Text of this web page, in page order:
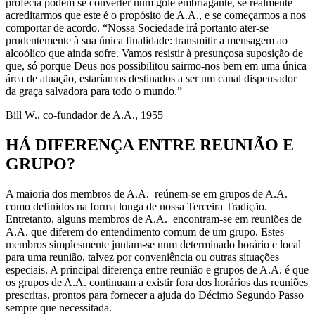
profecia podem se converter num gole embriagante, se realmente
acreditarmos que este é o propósito de A.A., e se começarmos a nos
comportar de acordo. “Nossa Sociedade irá portanto ater-se
prudentemente à sua única finalidade: transmitir a mensagem ao
alcoólico que ainda sofre. Vamos resistir à presunçosa suposição de
que, só porque Deus nos possibilitou sairmo-nos bem em uma única
área de atuação, estaríamos destinados a ser um canal dispensador
da graça salvadora para todo o mundo.”
Bill W., co-fundador de A.A., 1955
HÁ DIFERENÇA ENTRE REUNIÃO E
GRUPO?
A maioria dos membros de A.A. reúnem-se em grupos de A.A.
como definidos na forma longa de nossa Terceira Tradição.
Entretanto, alguns membros de A.A. encontram-se em reuniões de
A.A. que diferem do entendimento comum de um grupo. Estes
membros simplesmente juntam-se num determinado horário e local
para uma reunião, talvez por conveniência ou outras situações
especiais. A principal diferença entre reunião e grupos de A.A. é que
os grupos de A.A. continuam a existir fora dos horários das reuniões
prescritas, prontos para fornecer a ajuda do Décimo Segundo Passo
sempre que necessitada.